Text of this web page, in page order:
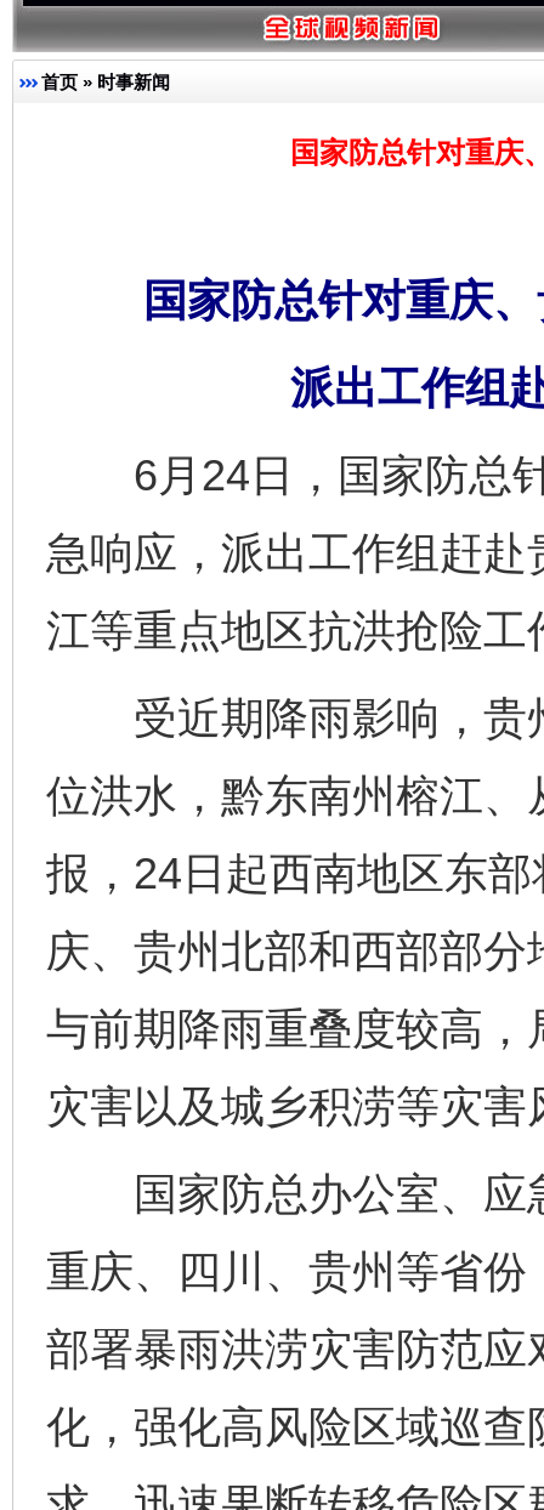
首页 » 时事新闻
国家防总针对重庆
国家防总针对重庆
派出工作组
6月24日，国家防总针
急响应，派出工作组赶
江等重点地区抗洪抢险工
受近期降雨影响，贵
位洪水，黔东南州榕江
报，24日起西南地区东
庆、贵州北部和西部部
与前期降雨重叠度较高
灾害以及城乡积涝等灾害
国家防总办公室、应
重庆、四川、贵州等省
部署暴雨洪涝灾害防范
化，强化高风险区域巡查